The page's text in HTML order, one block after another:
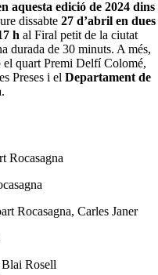
aquesta edició de 2024 dins
dissabte 27 d’abril en dues
h al Firal petit de la ciutat
durada de 30 minuts. A més,
el quart Premi Delfí Colomé,
Preses i el Departament de
Rocasagna
Rocasagna, Carles Janer
Rosell